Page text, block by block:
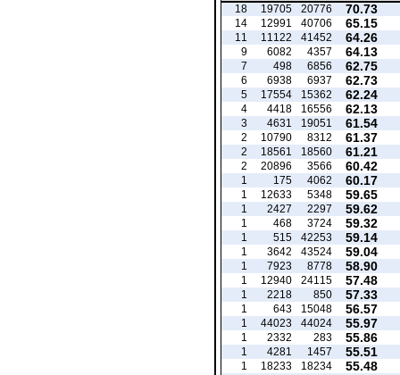
70.73
20776
19705
18
65.15
40706
12991
14
64.26
41452
11122
11
64.13
4357
6082
9
62.75
6856
498
7
62.73
6937
6938
6
62.24
15362
17554
5
62.13
16556
4418
4
61.54
19051
4631
3
61.37
8312
10790
2
61.21
18560
18561
2
60.42
3566
20896
2
60.17
4062
175
1
59.65
5348
12633
1
59.62
2297
2427
1
59.32
3724
468
1
59.14
42253
515
1
59.04
43524
3642
1
58.90
8778
7923
1
57.48
24115
12940
1
57.33
850
2218
1
56.57
15048
643
1
55.97
44024
44023
1
55.86
283
2332
1
55.51
1457
4281
1
55.48
18234
18233
1